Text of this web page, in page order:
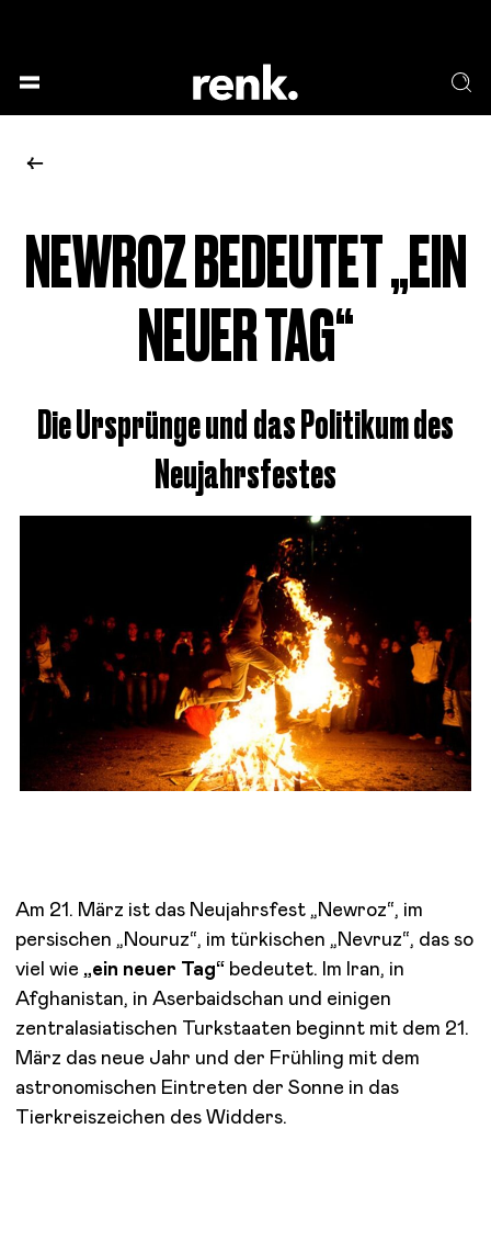
KEINE AUSWAHL
NEWROZ BEDEUTET „EIN
NEUER TAG“
Die Ursprünge und das Politikum des
Neujahrsfestes
Am 21. März ist das Neujahrsfest „Newroz“, im
persischen „Nouruz“, im türkischen „Nevruz“, das so
viel wie „ein neuer Tag“ bedeutet. Im Iran, in
Afghanistan, in Aserbaidschan und einigen
zentralasiatischen Turkstaaten beginnt mit dem 21.
März das neue Jahr und der Frühling mit dem
astronomischen Eintreten der Sonne in das
Tierkreiszeichen des Widders.